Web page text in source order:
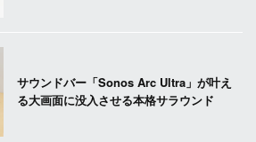
サウンドバー「Sonos Arc Ultra」が叶え
る大画面に没入させる本格サラウンド